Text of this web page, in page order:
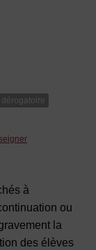
à
ou
la
des élèves